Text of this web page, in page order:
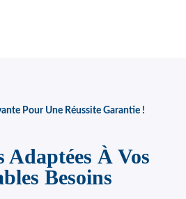
Pour Une Réussite Garantie !
Adaptées À Vos
Besoins